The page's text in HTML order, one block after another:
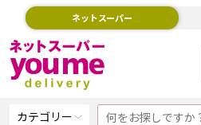
ネットスーパー
カテゴリー